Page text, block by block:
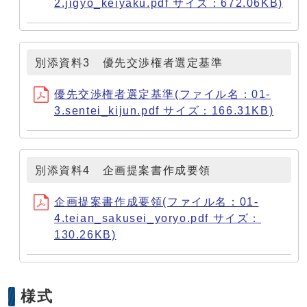
2.jigyo_keiyaku.pdf サイズ：672.06KB)
別添資料3 優先交渉権者選定基準
優先交渉権者選定基準(ファイル名：01-
3.sentei_kijun.pdf サイズ：166.31KB)
別添資料4 企画提案書作成要領
企画提案書作成要領(ファイル名：01-
4.teian_sakusei_yoryo.pdf サイズ：
130.26KB)
様式